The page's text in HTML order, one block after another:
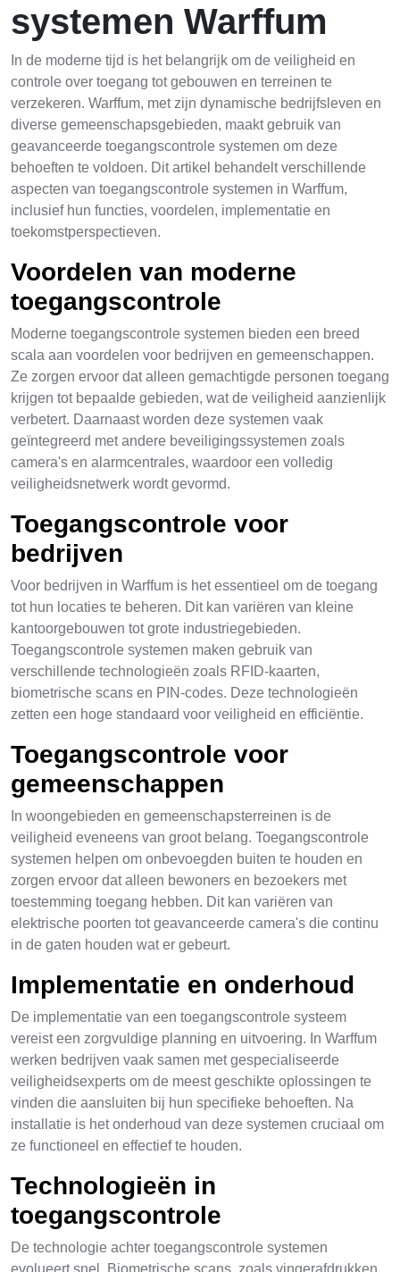
systemen Warffum
In de moderne tijd is het belangrijk om de veiligheid en
controle over toegang tot gebouwen en terreinen te
verzekeren. Warffum, met zijn dynamische bedrijfsleven en
diverse gemeenschapsgebieden, maakt gebruik van
geavanceerde toegangscontrole systemen om deze
behoeften te voldoen. Dit artikel behandelt verschillende
aspecten van toegangscontrole systemen in Warffum,
inclusief hun functies, voordelen, implementatie en
toekomstperspectieven.
Voordelen van moderne
toegangscontrole
Moderne toegangscontrole systemen bieden een breed
scala aan voordelen voor bedrijven en gemeenschappen.
Ze zorgen ervoor dat alleen gemachtigde personen toegang
krijgen tot bepaalde gebieden, wat de veiligheid aanzienlijk
verbetert. Daarnaast worden deze systemen vaak
geïntegreerd met andere beveiligingssystemen zoals
camera's en alarmcentrales, waardoor een volledig
veiligheidsnetwerk wordt gevormd.
Toegangscontrole voor
bedrijven
Voor bedrijven in Warffum is het essentieel om de toegang
tot hun locaties te beheren. Dit kan variëren van kleine
kantoorgebouwen tot grote industriegebieden.
Toegangscontrole systemen maken gebruik van
verschillende technologieën zoals RFID-kaarten,
biometrische scans en PIN-codes. Deze technologieën
zetten een hoge standaard voor veiligheid en efficiëntie.
Toegangscontrole voor
gemeenschappen
In woongebieden en gemeenschapsterreinen is de
veiligheid eveneens van groot belang. Toegangscontrole
systemen helpen om onbevoegden buiten te houden en
zorgen ervoor dat alleen bewoners en bezoekers met
toestemming toegang hebben. Dit kan variëren van
elektrische poorten tot geavanceerde camera's die continu
in de gaten houden wat er gebeurt.
Implementatie en onderhoud
De implementatie van een toegangscontrole systeem
vereist een zorgvuldige planning en uitvoering. In Warffum
werken bedrijven vaak samen met gespecialiseerde
veiligheidsexperts om de meest geschikte oplossingen te
vinden die aansluiten bij hun specifieke behoeften. Na
installatie is het onderhoud van deze systemen cruciaal om
ze functioneel en effectief te houden.
Technologieën in
toegangscontrole
De technologie achter toegangscontrole systemen
evolueert snel. Biometrische scans, zoals vingerafdrukken